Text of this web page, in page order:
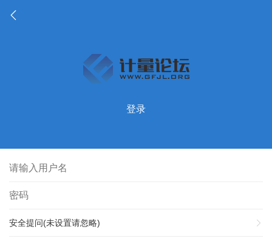
登录
安全提问(未设置请忽略)